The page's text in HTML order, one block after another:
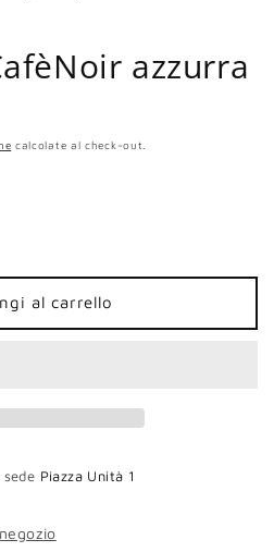
azzurra
calcolate al check-out.
al carrello
Piazza Unità 1